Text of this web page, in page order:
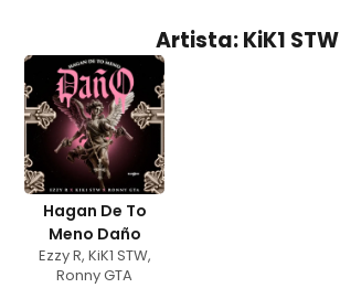
Artista: KiK1 STW
Hagan De To
Meno Daño
Ezzy R, KiK1 STW,
Ronny GTA